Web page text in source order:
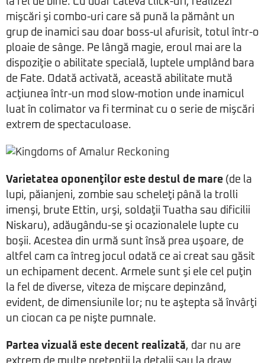
mişcări şi combo-uri care să pună la pământ un
grup de inamici sau doar boss-ul afurisit, totul într-o
ploaie de sânge. Pe lângă magie, eroul mai are la
dispoziţie o abilitate specială, luptele umplând bara
de Fate. Odată activată, această abilitate mută
acţiunea într-un mod slow-motion unde inamicul
luat în colimator va fi terminat cu o serie de mişcări
extrem de spectaculoase.
Varietatea oponenţilor este destul de mare (de la
lupi, păianjeni, zombie sau scheleţi până la trolli
imenşi, brute Ettin, urşi, soldaţii Tuatha sau dificilii
Niskaru), adăugându-se şi ocazionalele lupte cu
boşii. Acestea din urmă sunt însă prea uşoare, de
altfel cam ca întreg jocul odată ce ai creat sau găsit
un echipament decent. Armele sunt şi ele cel puţin
la fel de diverse, viteza de mişcare depinzând,
evident, de dimensiunile lor; nu te aştepta să învârţi
un ciocan ca pe nişte pumnale.
Partea vizuală este decent realizată, dar nu are